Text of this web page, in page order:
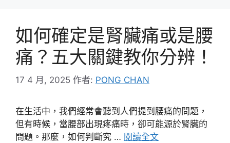
如何確定是腎臟痛或是腰
痛？五大關鍵教你分辨！
17 4 月, 2025 作者: PONG CHAN
在生活中，我們經常會聽到人們提到腰痛的問題，
但有時候，當腰部出現疼痛時，卻可能源於腎臟的
問題。那麼，如何判斷究 … 閱讀全文